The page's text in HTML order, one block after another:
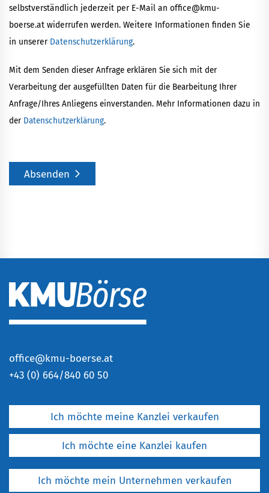
selbstverständlich jederzeit per E-Mail an office@kmu-
boerse.at widerrufen werden. Weitere Informationen finden Sie
in unserer Datenschutzerklärung.
Mit dem Senden dieser Anfrage erklären Sie sich mit der
Verarbeitung der ausgefüllten Daten für die Bearbeitung Ihrer
Anfrage/Ihres Anliegens einverstanden. Mehr Informationen dazu in
der Datenschutzerklärung.
Absenden
office@kmu-boerse.at
+43 (0) 664/840 60 50
Ich möchte meine Kanzlei verkaufen
Ich möchte eine Kanzlei kaufen
Ich möchte mein Unternehmen verkaufen